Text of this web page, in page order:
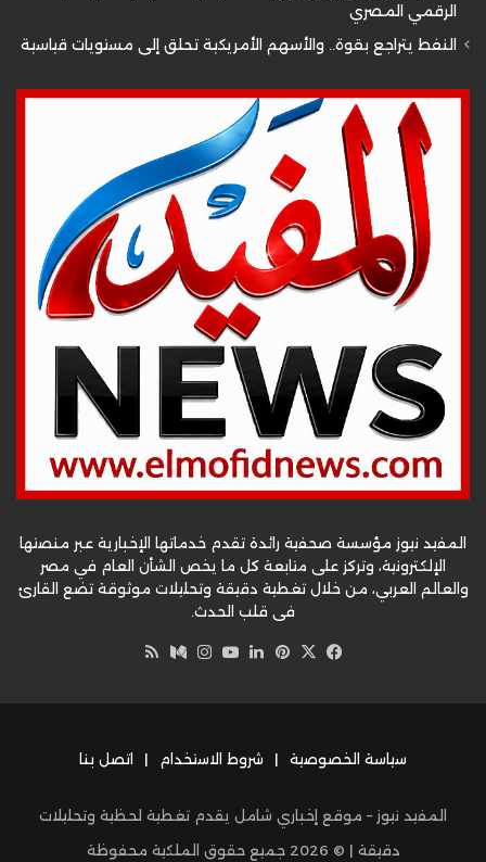
الرقمي المصري
النفط يتراجع بقوة.. والأسهم الأمريكية تحلق إلى مستويات قياسية
المفيد نيوز مؤسسة صحفية رائدة تقدم خدماتها الإخبارية عبر منصتها
الإلكترونية، وتركز على متابعة كل ما يخص الشأن العام في مصر
والعالم العربي، من خلال تغطية دقيقة وتحليلات موثوقة تضع القارئ
في قلب الحدث.
فيسبوك
‫X بينتيريست
لينكدإن‫YouTube
انستقرام
وسط
سياسة الخصوصية | شروط الاستخدام | اتصل بنا
المفيد نيوز – موقع إخباري شامل يقدم تغطية لحظية وتحليلات
دقيقة | © 2026 جميع حقوق الملكية محفوظة